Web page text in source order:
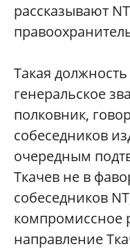
рассказывают
Такая
генеральское
полковник,
собеседников
очередным
Ткачев не в
собеседников
направление